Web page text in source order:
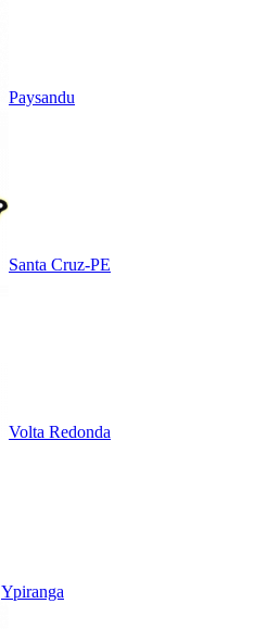
Paysandu
Santa Cruz-PE
Volta Redonda
Ypiranga